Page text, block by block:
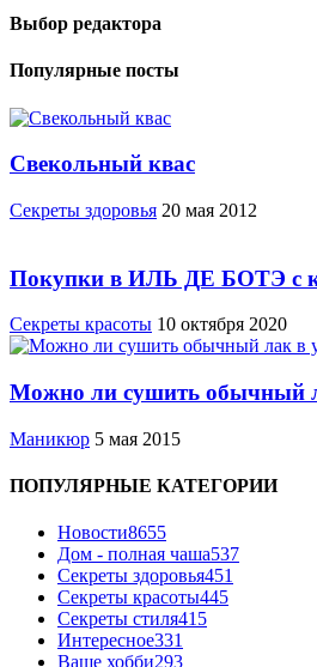
Выбор редактора
Популярные посты
Свекольный квас
Cекреты здоровья 20 мая 2012
Покупки в ИЛЬ ДЕ БОТЭ с
Секреты красоты 10 октября 2020
Можно ли сушить обычный
Маникюр 5 мая 2015
ПОПУЛЯРНЫЕ КАТЕГОРИИ
Новости8655
Дом - полная чаша537
Cекреты здоровья451
Секреты красоты445
Секреты стиля415
Интересное331
Ваше хобби293